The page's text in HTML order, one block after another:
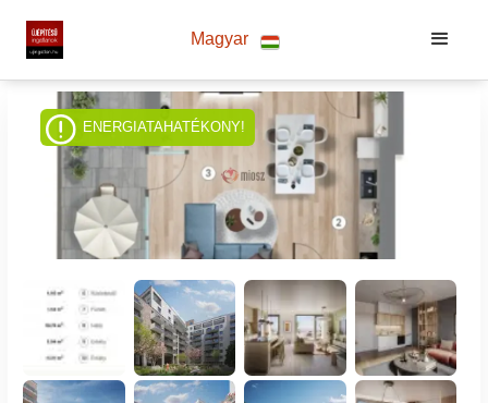
Magyar
ENERGIATAHATÉKONY!